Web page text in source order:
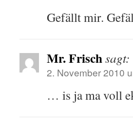
Gefällt mir.
Mr. Frischsagt:
2. November 2010
… is ja ma voll